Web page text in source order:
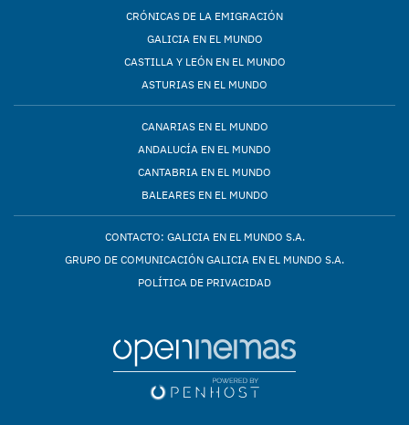
CRÓNICAS DE LA EMIGRACIÓN
GALICIA EN EL MUNDO
CASTILLA Y LEÓN EN EL MUNDO
ASTURIAS EN EL MUNDO
CANARIAS EN EL MUNDO
ANDALUCÍA EN EL MUNDO
CANTABRIA EN EL MUNDO
BALEARES EN EL MUNDO
CONTACTO: GALICIA EN EL MUNDO S.A.
GRUPO DE COMUNICACIÓN GALICIA EN EL MUNDO S.A.
POLÍTICA DE PRIVACIDAD